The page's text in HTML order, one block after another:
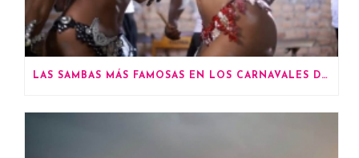
LAS SAMBAS MÁS FAMOSAS EN LOS CARNAVALES DE RÍO